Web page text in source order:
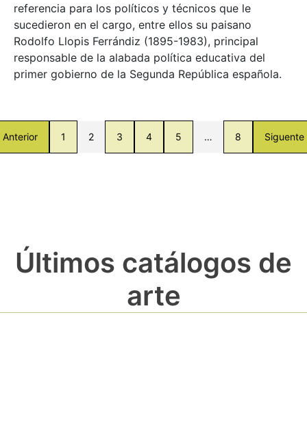
referencia para los políticos y técnicos que le
sucedieron en el cargo, entre ellos su paisano
Rodolfo Llopis Ferrándiz (1895-1983), principal
responsable de la alabada política educativa del
primer gobierno de la Segunda República española.
Anterior 1 2 3 4 5 … 8 Siguente
Últimos catálogos de
arte